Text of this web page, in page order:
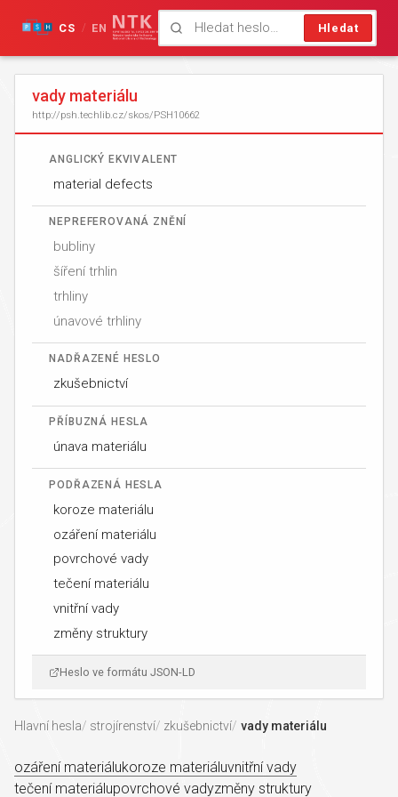
Hledat
CS / EN
vady materiálu
http://psh.techlib.cz/skos/PSH10662
ANGLICKÝ EKVIVALENT
material defects
NEPREFEROVANÁ ZNĚNÍ
bubliny
šíření trhlin
trhliny
únavové trhliny
NADŘAZENÉ HESLO
zkušebnictví
PŘÍBUZNÁ HESLA
únava materiálu
PODŘAZENÁ HESLA
koroze materiálu
ozáření materiálu
povrchové vady
tečení materiálu
vnitřní vady
změny struktury
Heslo ve formátu JSON-LD
Hlavní hesla strojírenství zkušebnictví vady materiálu
ozáření materiálukoroze materiáluvnitřní vady
tečení materiálupovrchové vadyzměny struktury